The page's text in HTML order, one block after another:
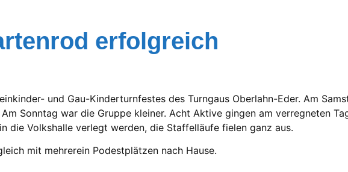
erfolgreich
und Gau-Kinderturnfestes des Turngaus Oberlahn-Eder. Am
Sonntag war die Gruppe kleiner. Acht Aktive gingen am verregneten
die Volkshalle verlegt werden, die Staffelläufe fielen ganz aus.
mit mehrerein Podestplätzen nach Hause.